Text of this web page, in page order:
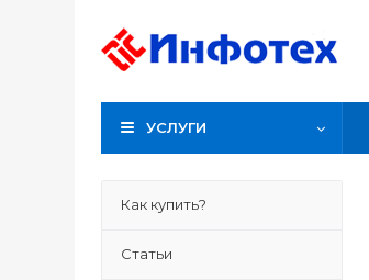
УСЛУГИ
Как купить?
Статьи